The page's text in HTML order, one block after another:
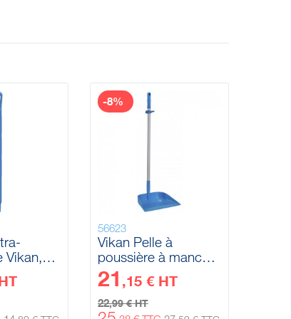
Vikan,
mm
56623
Vikan Pelle à
poussière à manche
vertical, 330 mm
21 ,15 € HT
22,99 € HT
-8%